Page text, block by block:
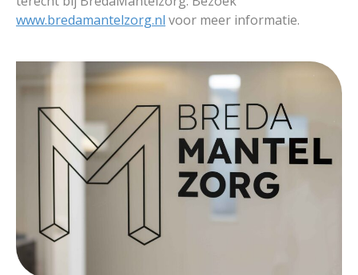
www.bredamantelzorg.nl voor meer informatie.